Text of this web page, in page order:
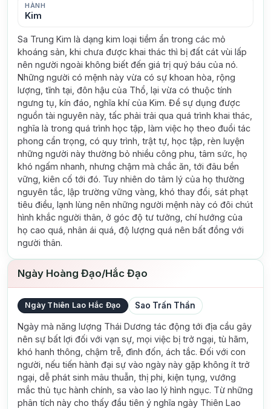
HÀNH
Kim
Sa Trung Kim là dạng kim loại tiềm ẩn trong các mỏ
khoáng sản, khi chưa được khai thác thì bị đất cát vùi lấp
nên người ngoài không biết đến giá trị quý báu của nó.
Những người có mệnh này vừa có sự khoan hòa, rộng
lượng, tĩnh tại, đôn hậu của Thổ, lại vừa có thuộc tính
ngưng tụ, kín đáo, nghĩa khí của Kim. Để sự dụng được
nguồn tài nguyên này, tấc phải trải qua quá trình khai thác,
nghĩa là trong quá trình học tập, làm việc họ theo đuổi tác
phong cẩn trọng, có quy trình, trật tự, học tập, rèn luyện
những người này thường bỏ nhiều công phu, tâm sức, họ
khó ngấm nhanh, nhưng chậm mà chắc ăn, tới đâu bền
vững, kiên cố tới đó. Tuy nhiên do tâm lý của họ thường
nguyên tắc, lập trường vững vàng, khó thay đổi, sát phạt
tiêu điều, lạnh lùng nên những người mệnh này có đôi chút
hình khắc người thân, ở góc độ tư tưởng, chí hướng của
họ cao quá, nhân ái quá, độ lượng quá nên bất đồng với
người thân.
Ngày Hoàng Đạo/Hắc Đạo
Ngày Thiên Lao Hắc Đạo Sao Trấn Thần
Ngày mà năng lượng Thái Dương tác động tới địa cầu gây
nên sự bất lợi đối với vạn sự, mọi việc bị trở ngại, tù hãm,
khó hanh thông, chậm trễ, đình đốn, ách tắc. Đối với con
người, nếu tiến hành đại sự vào ngày này gặp không ít trở
ngại, dễ phát sinh mâu thuẫn, thị phi, kiện tụng, vướng
mắc thủ tục hành chính, sa vào lao lý hình ngục. Từ những
phân tích này cho thấy đầu tiên ý nghĩa ngày Thiên Lao